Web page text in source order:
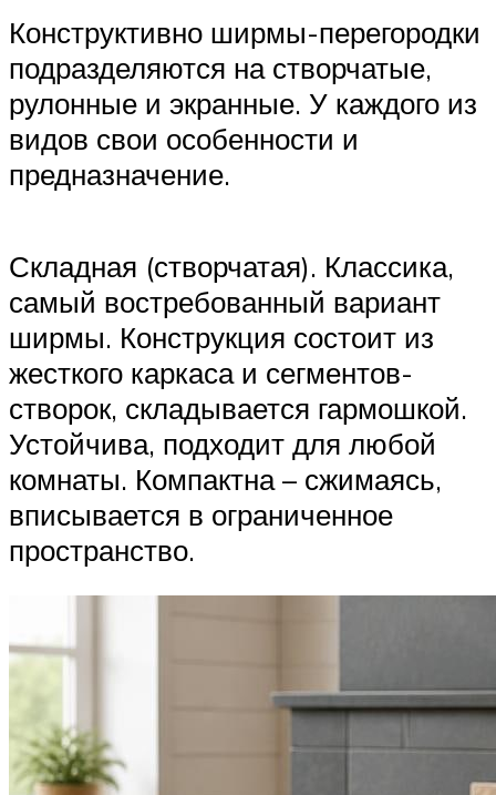
Конструктивно ширмы-перегородки
подразделяются на створчатые,
рулонные и экранные. У каждого из
видов свои особенности и
предназначение.
Складная (створчатая). Классика,
самый востребованный вариант
ширмы. Конструкция состоит из
жесткого каркаса и сегментов-
створок, складывается гармошкой.
Устойчива, подходит для любой
комнаты. Компактна – сжимаясь,
вписывается в ограниченное
пространство.